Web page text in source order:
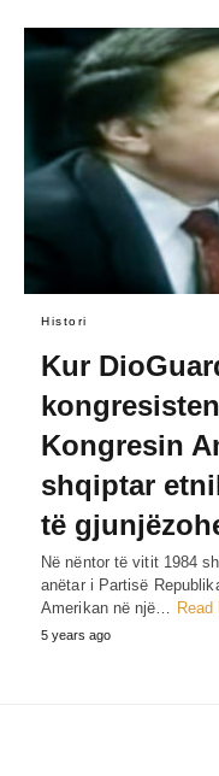
Histori
Kur
Kongresin
shqiptar
të
Në nëntor të vitit 1984
anëtar i Partisë
Amerikan në një… Read
5 years ago